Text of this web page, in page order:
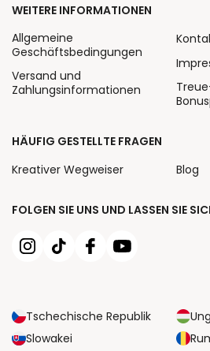
FOLGEN SIE UNS UND LASSEN SIE
Tschechische Republik
Slowakei
WEITERE INFORMATIONEN
Allgemeine
Geschäftsbedingungen
Versand und
Zahlungsinformationen
HÄUFIG GESTELLTE FRAGEN
Kreativer Wegweiser
Blog